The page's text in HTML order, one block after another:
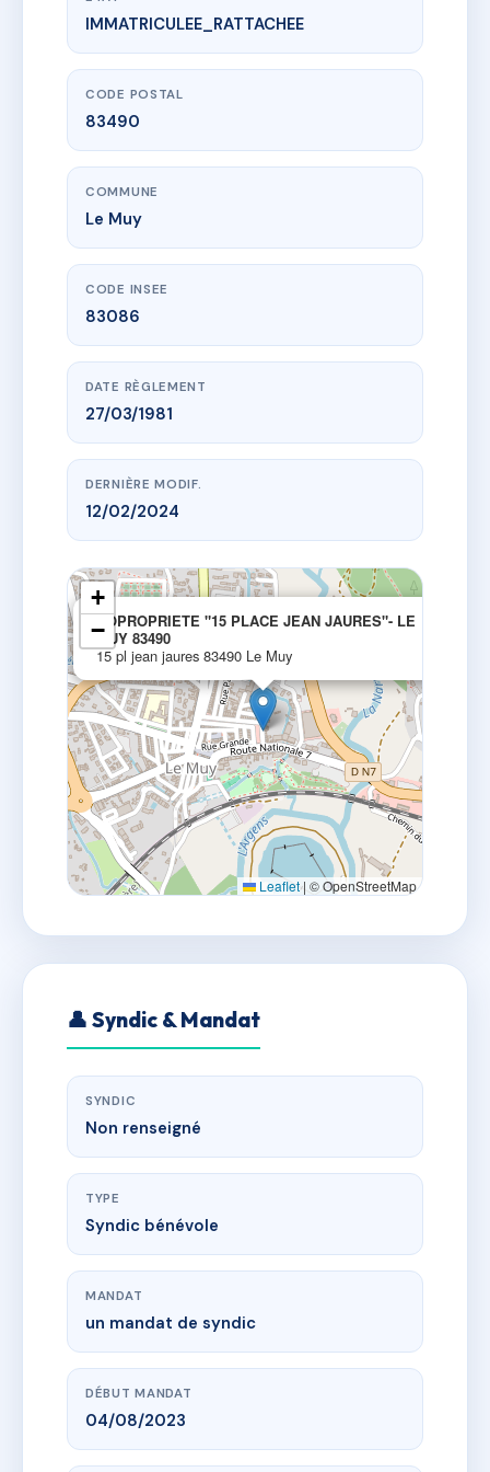
www.vme.plus/AC6804967
COPROPRIETE "15 PLACE JEAN JAURES"- LE MUY
15 pl jean jaures83490 Le Muy
IMMATRICULEE_RATTACHEE
CODE POSTAL
83490
COMMUNE
Le Muy
CODE INSEE
83086
DATE RÈGLEMENT
27/03/1981
DERNIÈRE MODIF.
12/02/2024
COPROPRIETE "15 PLACE JEAN JAURES"- LE
MUY 83490
15 pl jean jaures 83490 Le Muy
+
−
Leaflet | © OpenStreetMap
👤 Syndic & Mandat
SYNDIC
Non renseigné
TYPE
Syndic bénévole
MANDAT
un mandat de syndic
DÉBUT MANDAT
04/08/2023